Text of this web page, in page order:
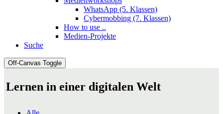
WhatsApp (5. Klassen)
Cybermobbing (7. Klassen)
How to use ..
Medien-Projekte
Suche
Off-Canvas Toggle
Lernen in einer digitalen Welt